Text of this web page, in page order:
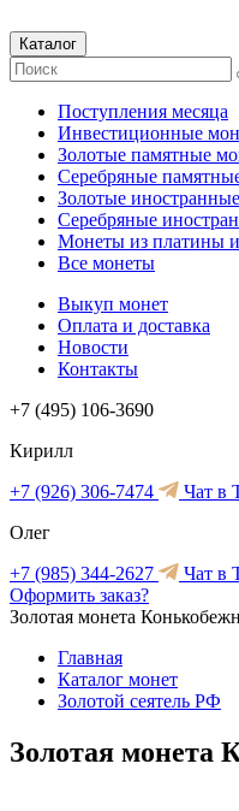
Каталог
Поступления месяца
Инвестиционные
Золотые памятные
Серебряные
Золотые
Серебряные
Монеты из платины
Все монеты
Выкуп монет
Оплата и доставка
Новости
Контакты
+7 (495) 106-3690
Кирилл
+7 (926) 306-7474
Чат в
Олег
+7 (985) 344-2627
Чат в
Оформить заказ?
Золотая монета
Главная
Каталог монет
Золотой сеятель РФ
Золотая монета